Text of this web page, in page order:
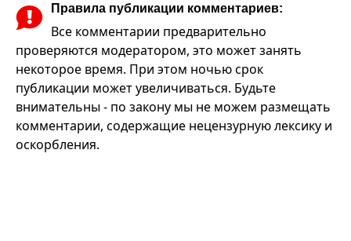
Правила публикации комментариев:
Все комментарии предварительно
проверяются модератором, это может занять
некоторое время. При этом ночью срок
публикации может увеличиваться. Будьте
внимательны - по закону мы не можем размещать
комментарии, содержащие нецензурную лексику и
оскорбления.